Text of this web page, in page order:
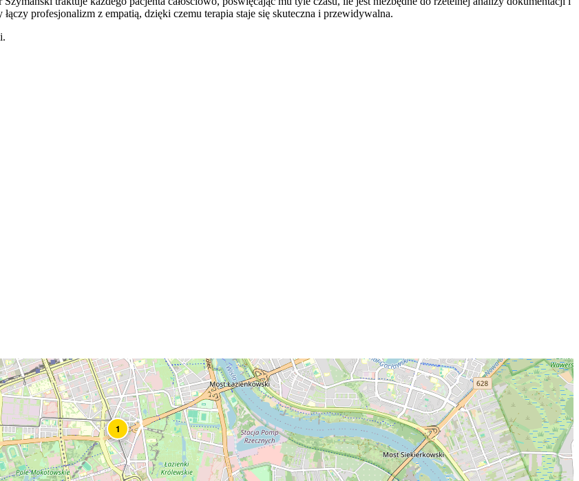
profesjonalizm z empatią, dzięki czemu terapia staje się skuteczna i przewidywalna.
1